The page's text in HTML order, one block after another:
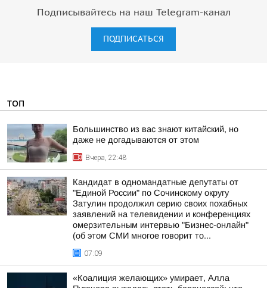
Подписывайтесь на наш Telegram-канал
ПОДПИСАТЬСЯ
ТОП
Большинство из вас знают китайский, но
даже не догадываются от этом
Вчера, 22:48
Кандидат в одномандатные депутаты от
"Единой России" по Сочинскому округу
Затулин продолжил серию своих похабных
заявлений на телевидении и конференциях
омерзительным интервью "Бизнес-онлайн"
(об этом СМИ многое говорит то...
07:09
«Коалиция желающих» умирает, Алла